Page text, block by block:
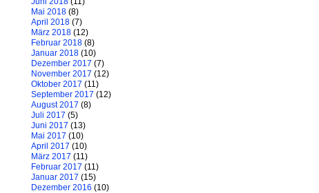
Mai 2018 (8)
April 2018 (7)
März 2018 (12)
Februar 2018 (8)
Januar 2018 (10)
Dezember 2017 (7)
November 2017 (12)
Oktober 2017 (11)
September 2017 (12)
August 2017 (8)
Juli 2017 (5)
Juni 2017 (13)
Mai 2017 (10)
April 2017 (10)
März 2017 (11)
Februar 2017 (11)
Januar 2017 (15)
Dezember 2016 (10)